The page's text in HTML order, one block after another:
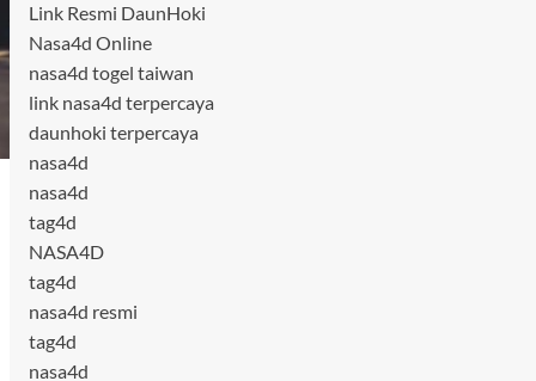
Link Resmi DaunHoki
Nasa4d Online
nasa4d togel taiwan
link nasa4d terpercaya
daunhoki terpercaya
nasa4d
nasa4d
tag4d
NASA4D
tag4d
nasa4d resmi
tag4d
nasa4d